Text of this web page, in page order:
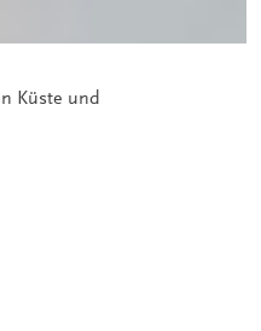
Küste und